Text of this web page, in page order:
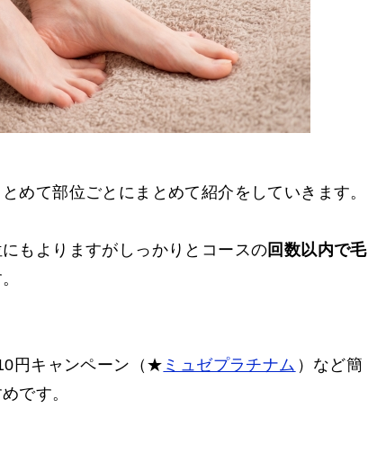
めて部位ごとにまとめて紹介をしていきます。
もよりますがしっかりとコースの回数以内で毛
円キャンペーン（★ ミュゼプラチナム ）など簡
です。